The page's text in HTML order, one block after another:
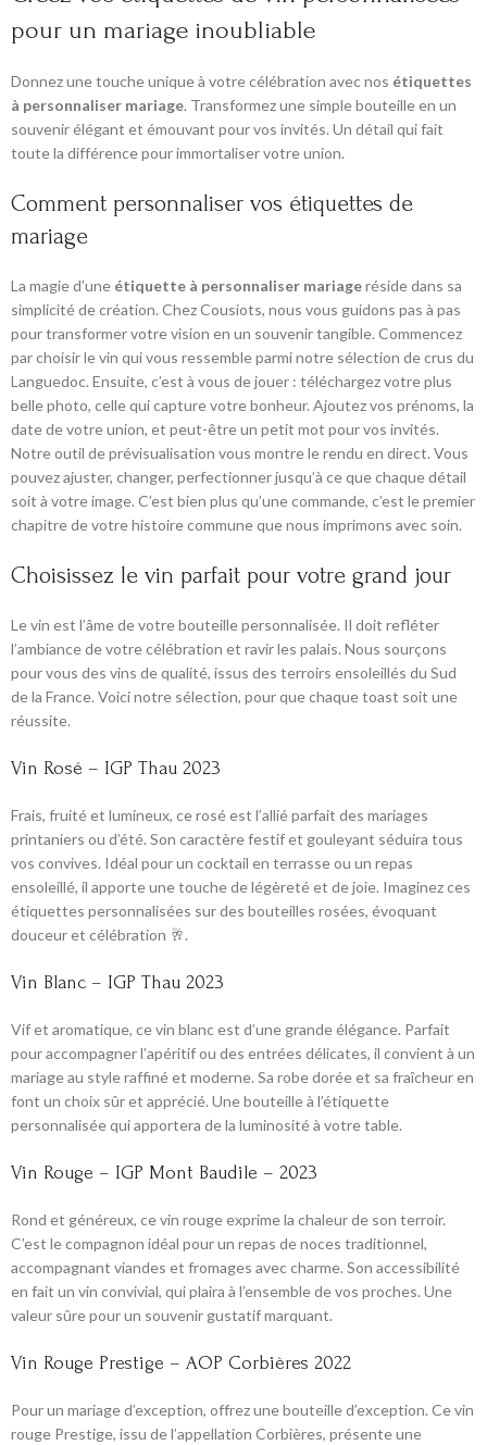
pour un mariage inoubliable
Donnez une touche unique à votre célébration avec nos étiquettes
à personnaliser mariage. Transformez une simple bouteille en un
souvenir élégant et émouvant pour vos invités. Un détail qui fait
toute la différence pour immortaliser votre union.
Comment personnaliser vos étiquettes de
mariage
La magie d’une étiquette à personnaliser mariageréside dans sa
simplicité de création. Chez Cousiots, nous vous guidons pas à pas
pour transformer votre vision en un souvenir tangible. Commencez
par choisir le vin qui vous ressemble parmi notre sélection de crus du
Languedoc. Ensuite, c’est à vous de jouer : téléchargez votre plus
belle photo, celle qui capture votre bonheur. Ajoutez vos prénoms, la
date de votre union, et peut-être un petit mot pour vos invités.
Notre outil de prévisualisation vous montre le rendu en direct. Vous
pouvez ajuster, changer, perfectionner jusqu’à ce que chaque détail
soit à votre image. C’est bien plus qu’une commande, c’est le premier
chapitre de votre histoire commune que nous imprimons avec soin.
Choisissez le vin parfait pour votre grand jour
Le vin est l’âme de votre bouteille personnalisée. Il doit refléter
l’ambiance de votre célébration et ravir les palais. Nous sourçons
pour vous des vins de qualité, issus des terroirs ensoleillés du Sud
de la France. Voici notre sélection, pour que chaque toast soit une
réussite.
Vin Rosé – IGP Thau 2023
Frais, fruité et lumineux, ce rosé est l’allié parfait des mariages
printaniers ou d’été. Son caractère festif et gouleyant séduira tous
vos convives. Idéal pour un cocktail en terrasse ou un repas
ensoleillé, il apporte une touche de légèreté et de joie. Imaginez ces
étiquettes personnalisées sur des bouteilles rosées, évoquant
douceur et célébration 🥂.
Vin Blanc – IGP Thau 2023
Vif et aromatique, ce vin blanc est d’une grande élégance. Parfait
pour accompagner l’apéritif ou des entrées délicates, il convient à un
mariage au style raffiné et moderne. Sa robe dorée et sa fraîcheur en
font un choix sûr et apprécié. Une bouteille à l’étiquette
personnalisée qui apportera de la luminosité à votre table.
Vin Rouge – IGP Mont Baudile – 2023
Rond et généreux, ce vin rouge exprime la chaleur de son terroir.
C’est le compagnon idéal pour un repas de noces traditionnel,
accompagnant viandes et fromages avec charme. Son accessibilité
en fait un vin convivial, qui plaira à l’ensemble de vos proches. Une
valeur sûre pour un souvenir gustatif marquant.
Vin Rouge Prestige – AOP Corbières 2022
Pour un mariage d’exception, offrez une bouteille d’exception. Ce vin
rouge Prestige, issu de l’appellation Corbières, présente une